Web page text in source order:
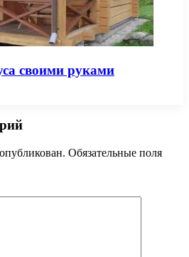
своими руками
Обязательные поля